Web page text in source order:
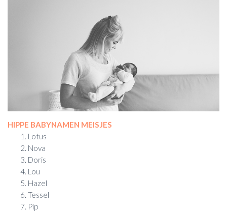
HIPPE BABYNAMEN MEISJES
Lotus
Nova
Doris
Lou
Hazel
Tessel
Pip